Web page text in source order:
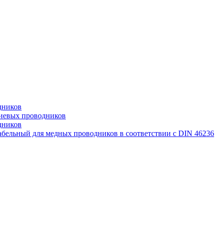
проводников
для медных проводников в соответствии с DIN 46236